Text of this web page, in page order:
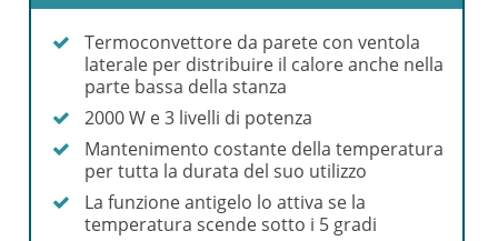
Termoconvettore da parete con ventola
laterale per distribuire il calore anche nella
parte bassa della stanza
2000 W e 3 livelli di potenza
Mantenimento costante della temperatura
per tutta la durata del suo utilizzo
La funzione antigelo lo attiva se la
temperatura scende sotto i 5 gradi